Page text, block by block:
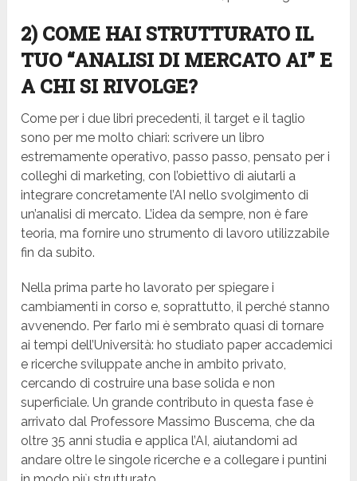
2) COME HAI STRUTTURATO IL
TUO “ANALISI DI MERCATO AI” E
A CHI SI RIVOLGE?
Come per i due libri precedenti, il target e il taglio
sono per me molto chiari: scrivere un libro
estremamente operativo, passo passo, pensato per i
colleghi di marketing, con l’obiettivo di aiutarli a
integrare concretamente l’AI nello svolgimento di
un’analisi di mercato. L’idea da sempre, non è fare
teoria, ma fornire uno strumento di lavoro utilizzabile
fin da subito.
Nella prima parte ho lavorato per spiegare i
cambiamenti in corso e, soprattutto, il perché stanno
avvenendo. Per farlo mi è sembrato quasi di tornare
ai tempi dell’Università: ho studiato paper accademici
e ricerche sviluppate anche in ambito privato,
cercando di costruire una base solida e non
superficiale. Un grande contributo in questa fase è
arrivato dal Professore Massimo Buscema, che da
oltre 35 anni studia e applica l’AI, aiutandomi ad
andare oltre le singole ricerche e a collegare i puntini